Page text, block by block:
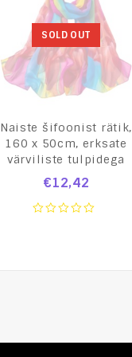
SOLD OUT
Naiste šifoonist rätik,
160 x 50cm, erksate
värviliste tulpidega
€12,42